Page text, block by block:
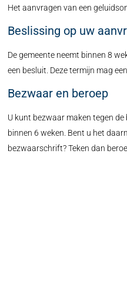
Het aanvragen van een
Beslissing op uw
De gemeente neemt binnen 8
een besluit. Deze termijn mag
Bezwaar en beroep
U kunt bezwaar maken tegen
binnen 6 weken. Bent u het
bezwaarschrift? Teken dan